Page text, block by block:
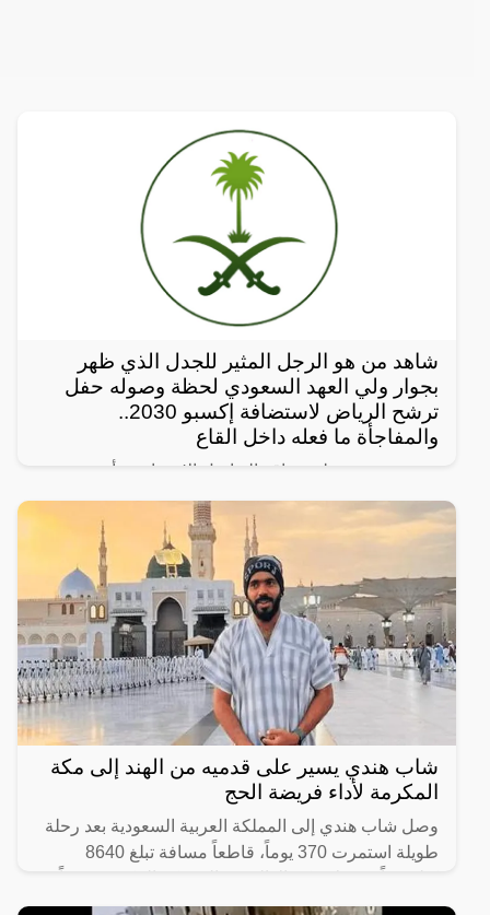
شاهد من هو الرجل المثير للجدل الذي ظهر
بجوار ولي العهد السعودي لحظة وصوله حفل
ترشح الرياض لاستضافة إكسبو 2030..
والمفاجأة ما فعله داخل القاع
رصد مغردون على مواقع التواصل الإجتماعي، أحدث
ظهور للرجل المجهول ذو النظرات الحادة الذي يقف دوماً
بالقرب من ولي العهد السعودي الأمير محمد بن سلمان
شاب هندي يسير على قدميه من الهند إلى مكة
المكرمة لأداء فريضة الحج
وصل شاب هندي إلى المملكة العربية السعودية بعد رحلة
طويلة استمرت 370 يوماً، قاطعاً مسافة تبلغ 8640
على